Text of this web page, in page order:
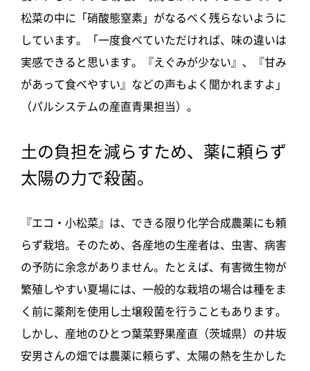
松菜の中に「硝酸態窒素」がなるべく残らないように
しています。「一度食べていただければ、味の違いは
実感できると思います。『えぐみが少ない』、『甘み
があって食べやすい』などの声もよく聞かれますよ」
（ パルシステムの産直青果担当）。
土の負担を減らすため、薬に頼らず
太陽の力で殺菌。
『エコ・小松菜』は、 できる限り化学合成農薬にも頼
らず栽培。そのため、各産地の生産者は、虫害、病害
の予防に余念がありません。たとえば、有害微生物が
繁殖しやすい夏場には、一般的な栽培の場合は種をま
く前に薬剤を使用し土壌殺菌を行うこともあります。
しかし、産地のひとつ葉菜野果産直（茨城県）の井坂
安男さんの畑では農薬に頼らず、太陽の熱を生かした